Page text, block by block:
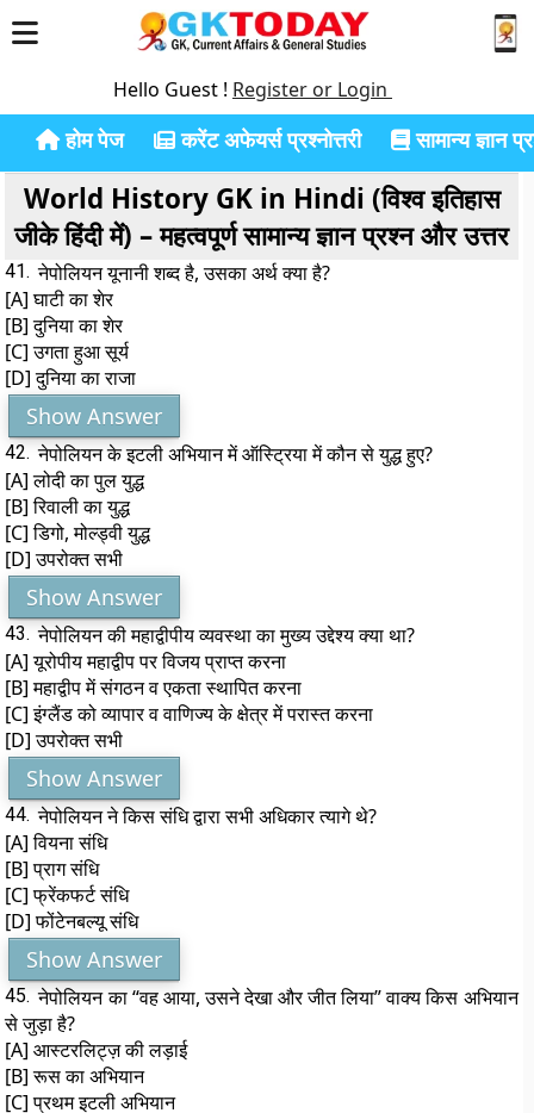
Hello Guest ! Register or Login
होम पेज करेंट अफेयर्स प्रश्नोत्तरी सामान्य ज्ञान
World History GK in Hindi (विश्व इतिहास
जीके हिंदी में) – महत्वपूर्ण सामान्य ज्ञान प्रश्न और उत्तर
41. नेपोलियन यूनानी शब्द है, उसका अर्थ क्या है?
[A] घाटी का शेर
[B] दुनिया का शेर
[C] उगता हुआ सूर्य
[D] दुनिया का राजा
Show Answer
42. नेपोलियन के इटली अभियान में ऑस्ट्रिया में कौन से युद्ध हुए?
[A] लोदी का पुल युद्ध
[B] रिवाली का युद्ध
[C] डिगो, मोल्ड्वी युद्ध
[D] उपरोक्त सभी
Show Answer
43. नेपोलियन की महाद्वीपीय व्यवस्था का मुख्य उद्देश्य क्या था?
[A] यूरोपीय महाद्वीप पर विजय प्राप्त करना
[B] महाद्वीप में संगठन व एकता स्थापित करना
[C] इंग्लैंड को व्यापार व वाणिज्य के क्षेत्र में परास्त करना
[D] उपरोक्त सभी
Show Answer
44. नेपोलियन ने किस संधि द्वारा सभी अधिकार त्यागे थे?
[A] वियना संधि
[B] प्राग संधि
[C] फ्रेंकफर्ट संधि
[D] फोंटेनबल्यू संधि
Show Answer
45. नेपोलियन का “वह आया, उसने देखा और जीत लिया” वाक्य किस अभियान
से जुड़ा है?
[A] आस्टरलिट्ज़ की लड़ाई
[B] रूस का अभियान
[C] प्रथम इटली अभियान